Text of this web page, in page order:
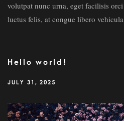
volutpat nunc urna, eget facilisis
luctus felis, at congue libero
Hello world!
JULY 31, 2025